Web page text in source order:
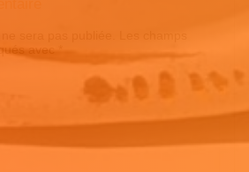
sera pas publiée.
avec